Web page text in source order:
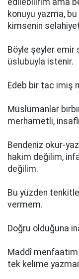
edilebilirim ama
konuyu yazma,
kimsenin
Böyle şeyler emir
üslubuyla istenir.
Edeb bir tac imiş
Müslümanlar
merhametli,
Bendeniz okur-
hakim değilim,
değilim.
Bu yüzden
vermem.
Doğru olduğuna
Maddî
tek kelime